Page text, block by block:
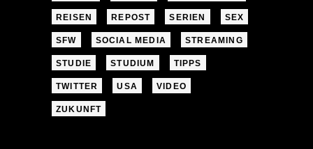
REISEN REPOST SERIEN SEX
SFW SOCIAL MEDIA STREAMING
STUDIE STUDIUM TIPPS
TWITTER USA VIDEO
ZUKUNFT